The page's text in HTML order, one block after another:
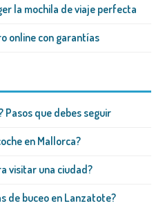
la mochila de viaje perfecta
online con garantías
Pasos que debes seguir
en Mallorca?
visitar una ciudad?
de buceo en Lanzatote?